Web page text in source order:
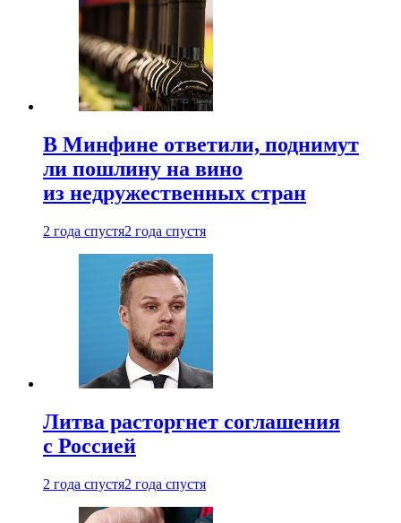
В Минфине ответили, поднимут
ли пошлину на вино
из недружественных стран
2 года спустя2 года спустя
Литва расторгнет соглашения
с Россией
2 года спустя2 года спустя